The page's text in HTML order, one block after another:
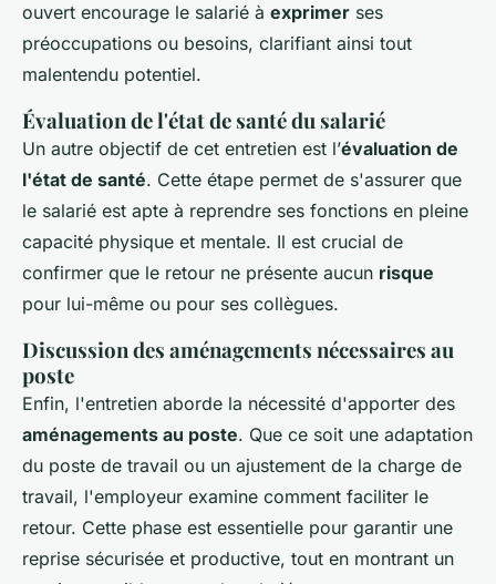
ouvert encourage le salarié à exprimer ses
préoccupations ou besoins, clarifiant ainsi tout
malentendu potentiel.
Évaluation de l'état de santé du salarié
Un autre objectif de cet entretien est l’évaluation de
l'état de santé. Cette étape permet de s'assurer que
le salarié est apte à reprendre ses fonctions en pleine
capacité physique et mentale. Il est crucial de
confirmer que le retour ne présente aucun risque
pour lui-même ou pour ses collègues.
Discussion des aménagements nécessaires au
poste
Enfin, l'entretien aborde la nécessité d'apporter des
aménagements au poste. Que ce soit une adaptation
du poste de travail ou un ajustement de la charge de
travail, l'employeur examine comment faciliter le
retour. Cette phase est essentielle pour garantir une
reprise sécurisée et productive, tout en montrant un